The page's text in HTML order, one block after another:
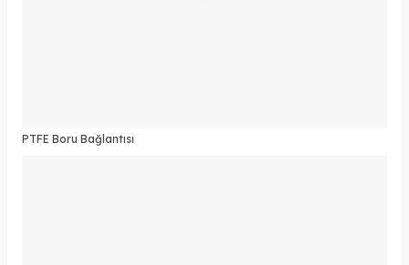
PTFE Boru Bağlantısı